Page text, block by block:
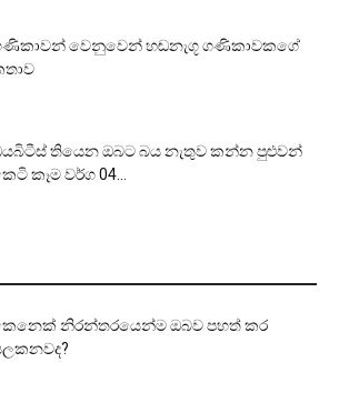
වෙනුවෙන් හඬනැගූ ගණිකාවකගේ
තියෙන ඔබට බය නැතුව කන්න පුළුවන්
කෑම වර්ග 04...
නිරන්තරයෙන්ම ඔබව පහත් කර